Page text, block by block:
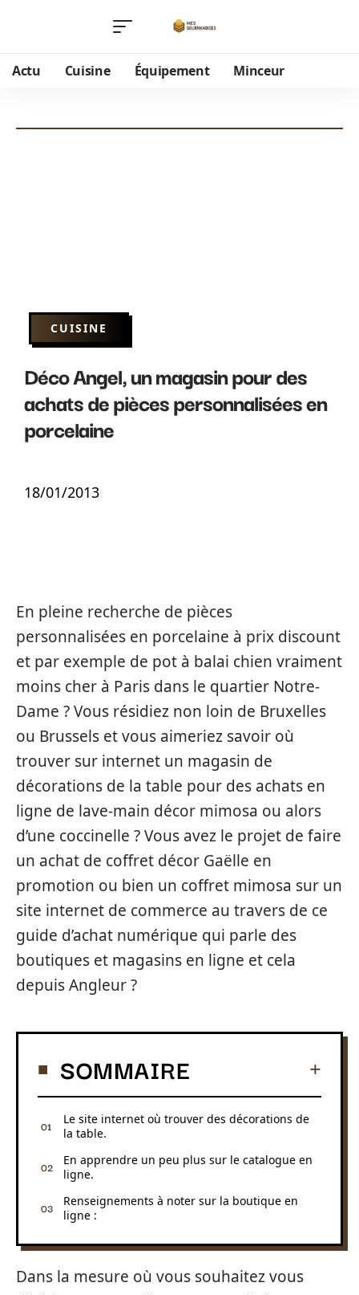
Actu Cuisine Équipement Minceur
CUISINE
Déco Angel, un magasin pour des
achats de pièces personnalisées en
porcelaine
18/01/2013
En pleine recherche de pièces
personnalisées en porcelaine à prix discount
et par exemple de pot à balai chien vraiment
moins cher à Paris dans le quartier Notre-
Dame ? Vous résidiez non loin de Bruxelles
ou Brussels et vous aimeriez savoir où
trouver sur internet un magasin de
décorations de la table pour des achats en
ligne de lave-main décor mimosa ou alors
d’une coccinelle ? Vous avez le projet de faire
un achat de coffret décor Gaëlle en
promotion ou bien un coffret mimosa sur un
site internet de commerce au travers de ce
guide d’achat numérique qui parle des
boutiques et magasins en ligne et cela
depuis Angleur ?
SOMMAIRE
Le site internet où trouver des décorations de
la table.
En apprendre un peu plus sur le catalogue en
ligne.
Renseignements à noter sur la boutique en
ligne :
Dans la mesure où vous souhaitez vous